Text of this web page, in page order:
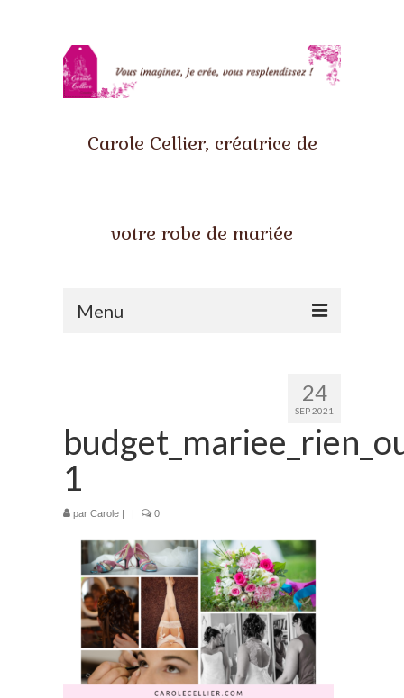
Carole Cellier, créatrice de
votre robe de mariée
Menu
Prestations
La mariée astucieuse
L’invitée intrépide
Galerie
Blog
Médias
24
SEP 2021
1
par Carole | | 0